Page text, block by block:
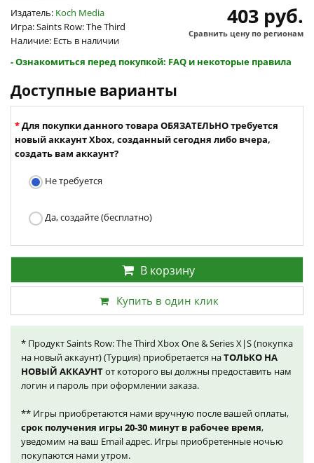
Издатель: Koch Media
Игра: Saints Row: The Third
Наличие: Есть в наличии
403 руб.
Сравнить цену по регионам
- Ознакомиться перед покупкой: FAQ и некоторые правила
Доступные варианты
Для покупки данного товара ОБЯЗАТЕЛЬНО требуется
новый аккаунт Xbox, созданный сегодня либо вчера,
создать вам аккаунт?
Не требуется
Да, создайте (бесплатно)
В корзину
Купить в один клик
* Продукт Saints Row: The Third Xbox One & Series X|S (покупка
на новый аккаунт) (Турция) приобретается наТОЛЬКО НА
НОВЫЙ АККАУНТот которого вы должны предоставить нам
логин и пароль при оформлении заказа.
** Игры приобретаются нами вручную после вашей оплаты,
срок получения игры 20-30 минут в рабочее время,
уведомим на ваш Email адрес. Игры приобретенные ночью
покупаются нами утром.